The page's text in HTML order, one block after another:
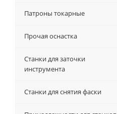
Патроны токарные
Прочая оснастка
Станки для заточки
инструмента
Станки для снятия фаски